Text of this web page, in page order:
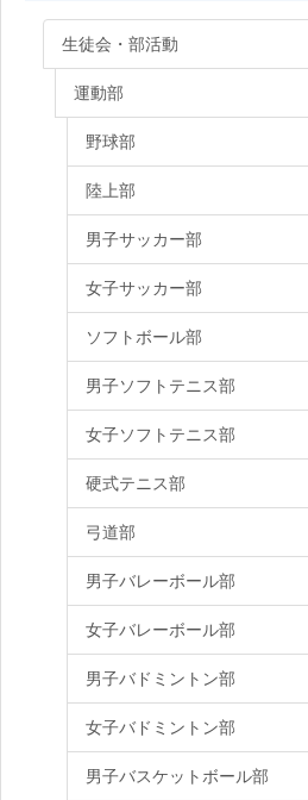
生徒会・部活動
運動部
野球部
陸上部
男子サッカー部
女子サッカー部
ソフトボール部
男子ソフトテニス部
女子ソフトテニス部
硬式テニス部
弓道部
男子バレーボール部
女子バレーボール部
男子バドミントン部
女子バドミントン部
男子バスケットボール部